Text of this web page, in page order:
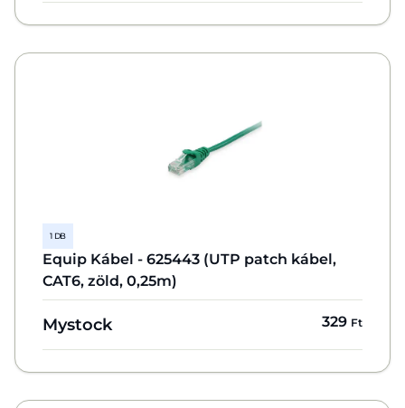
1 DB
Equip Kábel - 625443 (UTP patch kábel,
CAT6, zöld, 0,25m)
Mystock 329 Ft